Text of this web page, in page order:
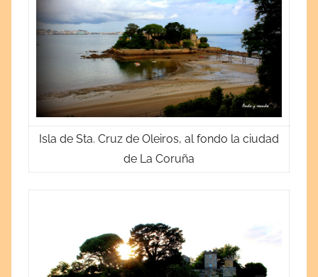
Isla de Sta. Cruz de Oleiros, al fondo la ciudad
de La Coruña